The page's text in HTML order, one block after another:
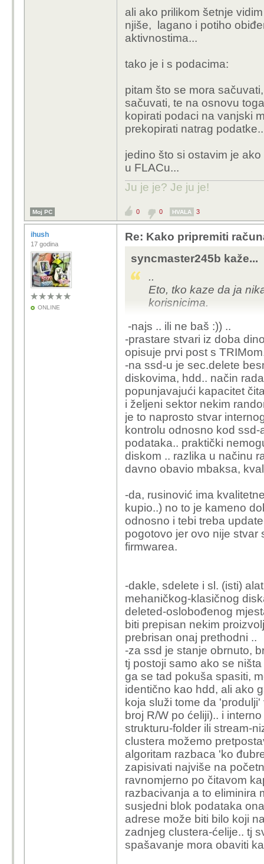
ali ako prilikom šetnje
njiše, lagano i potiho
aktivnostima...
tako je i s podacima:
pitam što se mora
sačuvati, te na osnovu
kopirati podaci na vanjski
prekopirati natrag
jedino što si ostavim je
u FLACu...
Ju je je? Je ju je!
Moj PC 0 0 HVALA 3
ihush
17 godina
ONLINE
Re: Kako pripremiti
syncmaster245b kaže...
..
Eto, tko kaze da ja
korisnicima.
-najs .. ili ne baš :)) ..
-prastare stvari iz doba
opisuje prvi post s
-na ssd-u je sec.delete
diskovima, hdd.. način
popunjavajući kapacitet
i željeni sektor nekim
je to naprosto stvar
kontrolu odnosno kod
podataka.. praktički
diskom .. razlika u načinu
davno obavio mbaksa,
-da, rusinović ima
kupio..) no to je kameno
odnosno i tebi treba
pogotovo jer ovo nije stvar
firmwarea.
-dakle, sdelete i sl. (isti)
mehaničkog-klasičnog
deleted-oslobođenog
biti prepisan nekim
prebrisan onaj prethodni ..
-za ssd je stanje obrnuto,
tj postoji samo ako se
ga se tad pokuša spasiti,
identično kao hdd, ali ako
koja služi tome da
broj R/W po ćeliji).. i
strukturu-folder ili stream-
clustera možemo
algoritam razbaca 'ko
zapisivati najviše na
ravnomjerno po čitavom
razbacivanja a to eliminira
susjedni blok podataka
adrese može biti bilo koji
zadnjeg clustera-ćelije.. tj
spašavanje mora obaviti